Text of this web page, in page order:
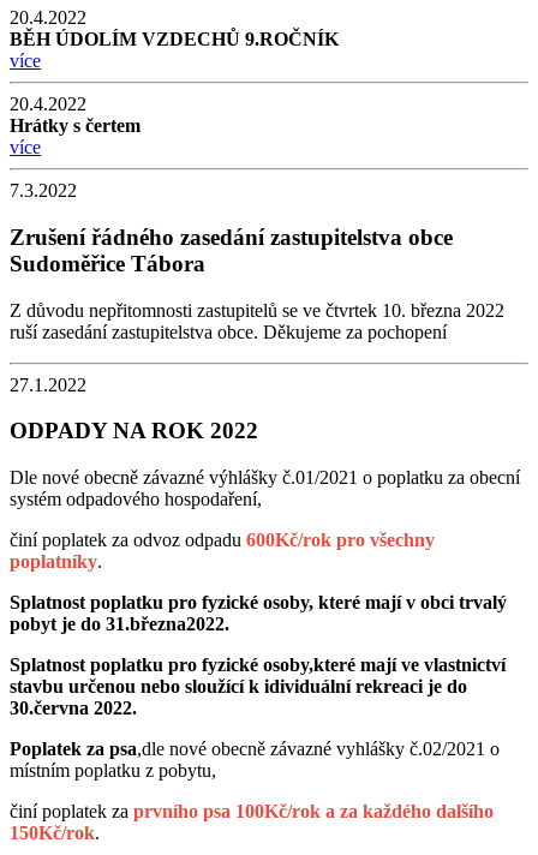
20.4.2022
BĚH ÚDOLÍM VZDECHŮ 9.ROČNÍK
více
20.4.2022
Hrátky s čertem
více
7.3.2022
Zrušení řádného zasedání zastupitelstva obce
Sudoměřice Tábora
Z důvodu nepřitomnosti zastupitelů se ve čtvrtek 10. března 2022
ruší zasedání zastupitelstva obce. Děkujeme za pochopení
27.1.2022
ODPADY NA ROK 2022
Dle nové obecně závazné výhlášky č.01/2021 o poplatku za obecní
systém odpadového hospodaření,
činí poplatek za odvoz odpadu 600Kč/rok pro všechny
poplatníky.
Splatnost poplatku pro fyzické osoby, které mají v obci trvalý
pobyt je do 31.března2022.
Splatnost poplatku pro fyzické osoby,které mají ve vlastnictví
stavbu určenou nebo sloužící k idividuální rekreaci je do
30.června 2022.
Poplatek za psa,dle nové obecně závazné vyhlášky č.02/2021 o
místním poplatku z pobytu,
činí poplatek za prvního psa 100Kč/rok a za každého dalšího
150Kč/rok.